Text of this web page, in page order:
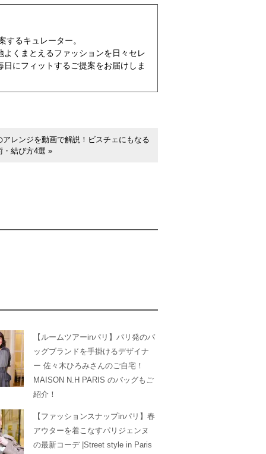
するキュレーター。
よくまとえるファッションを日々セレ
にフィットするご提案をお届けしま
アレンジを動画で解説！ビスチェにもなる
・結び方4選 »
【ルームツアーinパリ】パリ発のバ
ッグブランドを手掛けるデザイナ
ー 佐々木ひろみさんのご自宅！
MAISON N.H PARIS のバッグもご
紹介！
【ファッションスナップinパリ】春
アウターを着こなすパリジェンヌ
の最新コーデ |Street style in Paris